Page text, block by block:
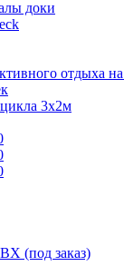
доки
отдыха
3х2м
(под заказ)